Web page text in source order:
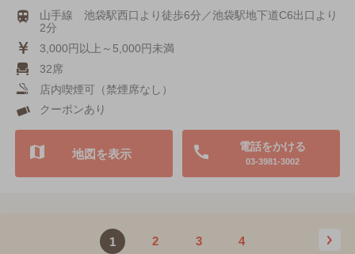
山手線 池袋駅西口より徒歩6分／池袋駅地下道C6出口より
2分
3,000円以上～5,000円未満
32席
店内喫煙可（禁煙席なし）
クーポンあり
電話をかける
03-3981-3002
地図を表示
1 2 3 4